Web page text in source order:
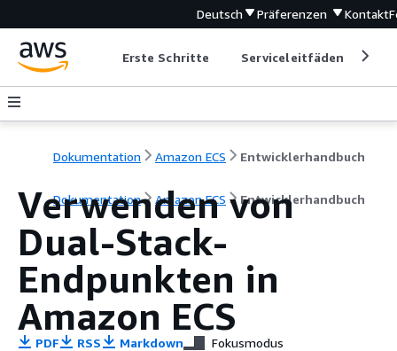
Deutsch Präferenzen Kontakt
Erste Schritte Serviceleitfäden
Dokumentation Amazon ECS Entwicklerhandbuch
Dokumentation Amazon ECS Entwicklerhandbuch
Verwenden von
Dual-Stack-
Endpunkten in
Amazon ECS
PDF RSS Markdown Fokusmodus